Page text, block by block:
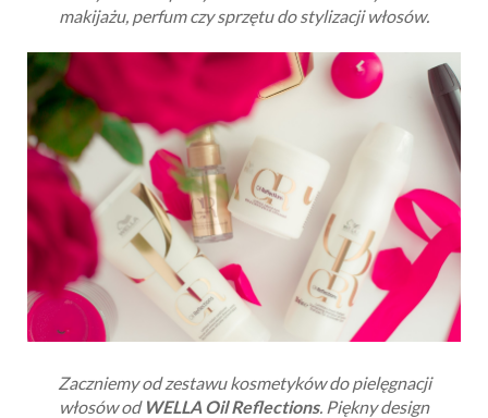
makijażu, perfum czy sprzętu do stylizacji włosów.
Zaczniemy od zestawu kosmetyków do pielęgnacji
włosów od WELLA Oil Reflections. Piękny design